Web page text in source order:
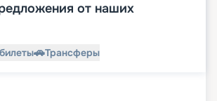
от наших
🚗Трансферы